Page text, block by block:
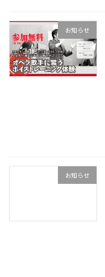
お知らせ
お知らせ